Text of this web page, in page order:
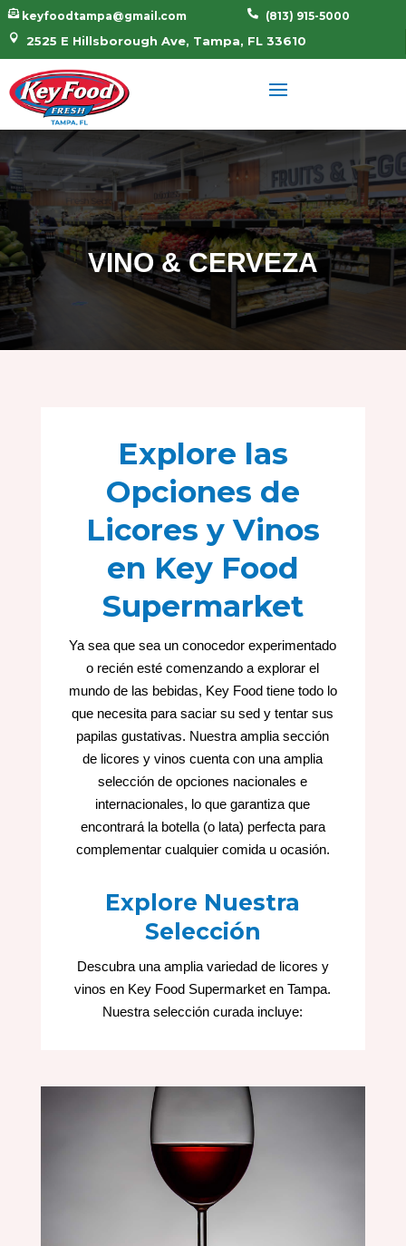
 (813) 915-5000
 keyfoodtampa@gmail.com
 2525 E Hillsborough Ave, Tampa, FL 33610
VINO & CERVEZA
Explore las
Opciones de
Licores y Vinos
en Key Food
Supermarket
Ya sea que sea un conocedor experimentado
o recién esté comenzando a explorar el
mundo de las bebidas, Key Food tiene todo lo
que necesita para saciar su sed y tentar sus
papilas gustativas. Nuestra amplia sección
de licores y vinos cuenta con una amplia
selección de opciones nacionales e
internacionales, lo que garantiza que
encontrará la botella (o lata) perfecta para
complementar cualquier comida u ocasión.
Explore Nuestra
Selección
Descubra una amplia variedad de licores y
vinos en Key Food Supermarket en Tampa.
Nuestra selección curada incluye: